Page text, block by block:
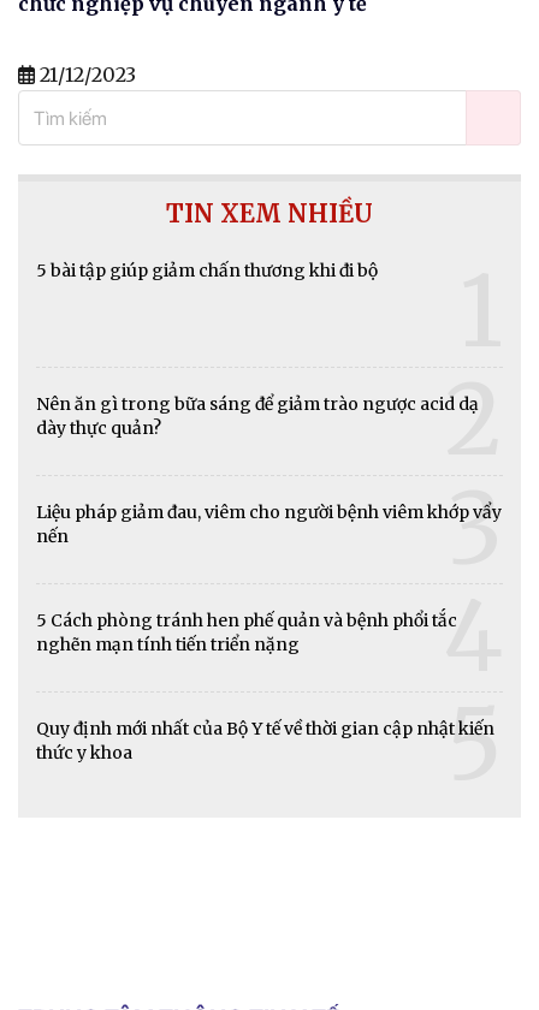
21/12/2023
TIN XEM NHIỀU
5 bài tập giúp giảm chấn thương khi đi bộ
Nên ăn gì trong bữa sáng để giảm trào ngược acid dạ
dày thực quản?
2
Liệu pháp giảm đau, viêm cho người bệnh viêm khớp vẩy
nến
3
5 Cách phòng tránh hen phế quản và bệnh phổi tắc
nghẽn mạn tính tiến triển nặng
4
Quy định mới nhất của Bộ Y tế về thời gian cập nhật kiến
thức y khoa
5